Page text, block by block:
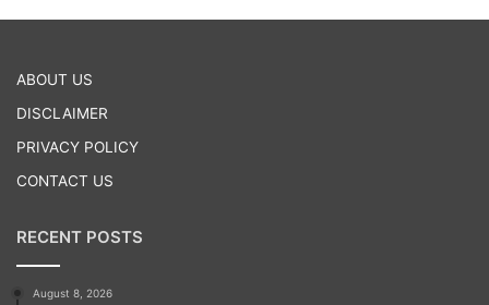
ABOUT US
DISCLAIMER
PRIVACY POLICY
CONTACT US
RECENT POSTS
August 8, 2026